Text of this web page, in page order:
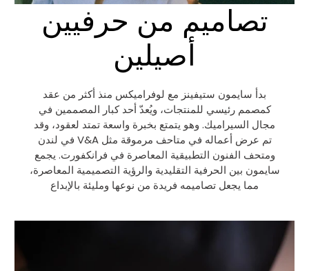
تصاميم من حرفيين
أصيلين
بدأ سايمون ستيفينز مع لوفراميكس منذ أكثر من عقد
كمصمم رئيسي للمنتجات، ويُعدّ أحد كبار المصممين في
مجال السيراميك. وهو يتمتع بخبرة واسعة تمتد لعقود، وقد
تم عرض أعماله في متاحف مرموقة مثل V&A في لندن
ومتحف الفنون التطبيقية المعاصرة في فرانكفورت. يجمع
سايمون بين الحرفية التقليدية والرؤية التصميمية المعاصرة،
مما يجعل تصاميمه فريدة من نوعها ومليئة بالإبداع